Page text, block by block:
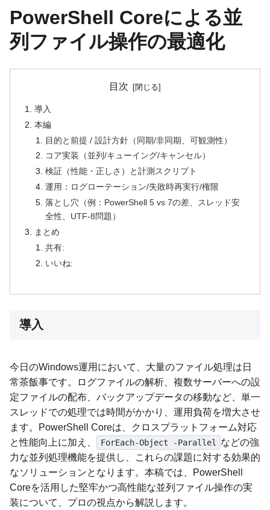
PowerShell Coreによる並
列ファイル操作の最適化
目次
導入
本編
目的と前提 / 設計方針（同期/非同期、可観測性）
コア実装（並列/キューイング/キャンセル）
検証（性能・正しさ）と計測スクリプト
運用：ログローテーション/失敗時再実行/権限
落とし穴（例：PowerShell 5 vs 7の差、スレッド安
全性、UTF-8問題）
まとめ
共有:
いいね:
導入
今日のWindows運用において、大量のファイル処理は日
常茶飯事です。ログファイルの解析、複数サーバーへの設
定ファイルの配布、バックアップデータの移動など、単一
スレッドでの処理では時間がかかり、運用負荷を増大させ
ます。PowerShell Coreは、クロスプラットフォーム対応
と性能向上に加え、
ForEach-Object -Parallel
などの強
力な並列処理機能を提供し、これらの課題に対する効果的
なソリューションとなります。本稿では、PowerShell
Coreを活用した堅牢かつ高性能な並列ファイル操作の実
装について、プロの視点から解説します。